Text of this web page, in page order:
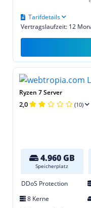
Vertragslaufzeit: 12
Tarifdetails
Ryzen 7 Server
2,0 (10)
4.960 GB
Speicherplatz
DDoS Protection
8 Kerne